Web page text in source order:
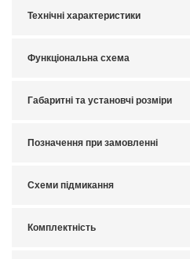
Технічні характеристики
Функціональна схема
Габаритні та установчі розміри
Позначення при замовленні
Схеми підмикання
Комплектність